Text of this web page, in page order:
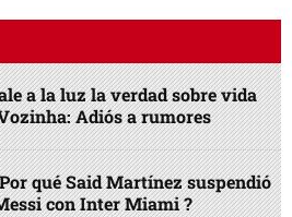
a la luz la verdad sobre vida
Adiós a rumores
qué Said Martínez suspendió
con Inter Miami ?